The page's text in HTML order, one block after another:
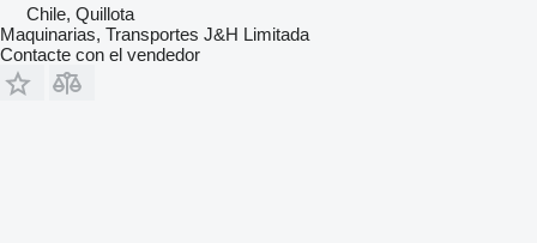
Chile, Quillota
Maquinarias, Transportes J&H Limitada
Contacte con el vendedor